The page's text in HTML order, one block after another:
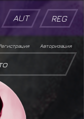
AUT REG
Авторизация